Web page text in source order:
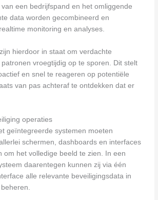
een bedrijfspand en het omliggende
data worden gecombineerd en
monitoring en analyses.
hierdoor in staat om verdachte
vroegtijdig op te sporen. Dit stelt
en snel te reageren op potentiële
van pas achteraf te ontdekken dat er
operaties
geïntegreerde systemen moeten
schermen, dashboards en interfaces
om het volledige beeld te zien. In een
daarentegen kunnen zij via één
alle relevante beveiligingsdata in